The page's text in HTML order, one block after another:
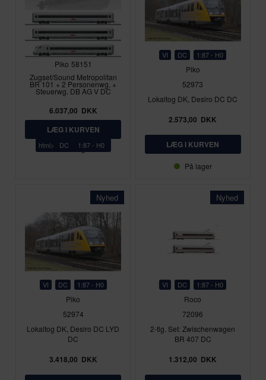
html> DC 1:87 - H0
Piko 58151
Zugset/Sound Metropolitan
BR 101 + 2 Personenwg. +
Steuerwg. DB AG V DC
6.037,00 DKK
På lager
VI DC 1:87 - H0
Piko
52973
Lokaltog DK, Desiro DC DC
2.573,00 DKK
På lager
Nyhed
VI DC 1:87 - H0
Piko
52974
Lokaltog DK, Desiro DC LYD
DC
3.418,00 DKK
Nyhed
VI DC 1:87 - H0
Roco
72096
2-tlg. Set: Zwischenwagen
BR 407 DC
1.312,00 DKK